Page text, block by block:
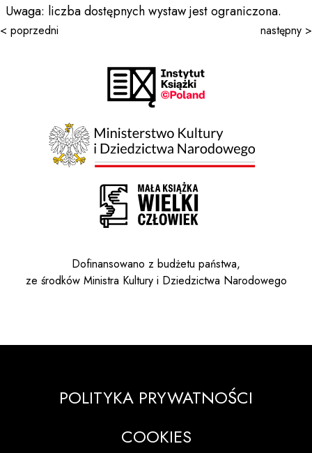
Uwaga: liczba dostępnych wystaw jest ograniczona.
< poprzedni następny >
Dofinansowano z budżetu państwa,
ze środków Ministra Kultury i Dziedzictwa Narodowego
POLITYKA PRYWATNOŚCI
COOKIES